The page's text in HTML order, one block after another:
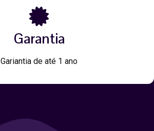
Garantia
Gariantia de até 1 ano